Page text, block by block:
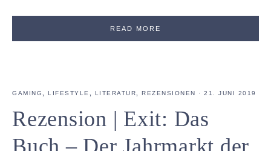
READ MORE
GAMING LIFESTYLE LITERATUR REZENSIONEN · 21. JUNI 2019
Rezension | Exit: Das
Buch – Der Jahrmarkt der